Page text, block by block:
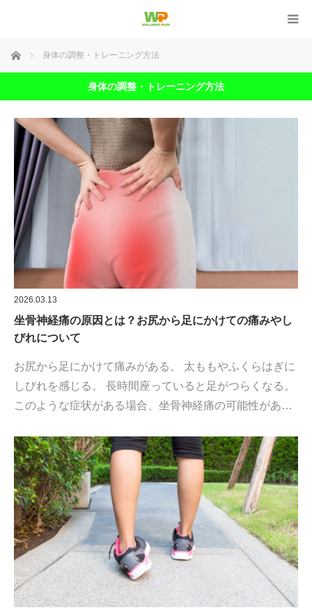
ホーム 身体の調整・トレーニング方法
身体の調整・トレーニング方法
2026.03.13
坐骨神経痛の原因とは？お尻から足にかけての痛みやし
びれについて
お尻から足にかけて痛みがある。 太ももやふくらはぎに
しびれを感じる。 長時間座っていると足がつらくなる。
このような症状がある場合、坐骨神経痛の可能性があ…